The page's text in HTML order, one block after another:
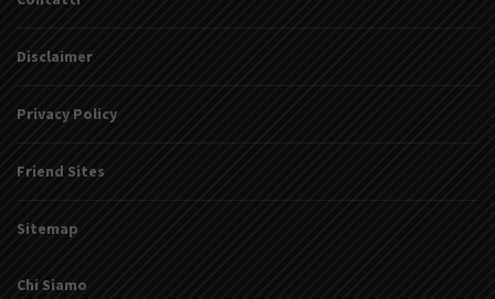
Disclaimer
Privacy Policy
Friend Sites
Sitemap
Chi Siamo